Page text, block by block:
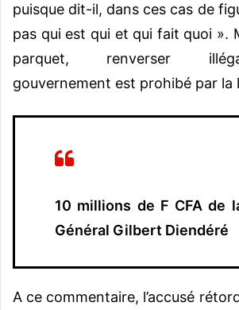
puisque dit-il, dans ces cas de
pas qui est qui et qui fait quoi ».
parquet, renverser
gouvernement est prohibé par la
10 millions de F CFA de
Général Gilbert Diendéré
A ce commentaire, l’accusé